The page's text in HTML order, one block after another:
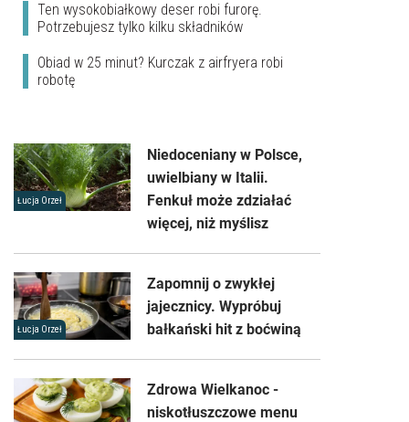
Ten wysokobiałkowy deser robi furorę.
Potrzebujesz tylko kilku składników
Obiad w 25 minut? Kurczak z airfryera robi
robotę
Łucja Orzeł
Niedoceniany w Polsce,
uwielbiany w Italii.
Fenkuł może zdziałać
więcej, niż myślisz
Łucja Orzeł
Zapomnij o zwykłej
jajecznicy. Wypróbuj
bałkański hit z boćwiną
Zdrowa Wielkanoc -
niskotłuszczowe menu